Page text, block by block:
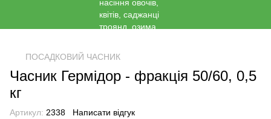
ПОСАДКОВИЙ ЧАСНИК
Часник Гермідор - фракція 50/60, 0,5
кг
Артикул: 2338 Написати відгук